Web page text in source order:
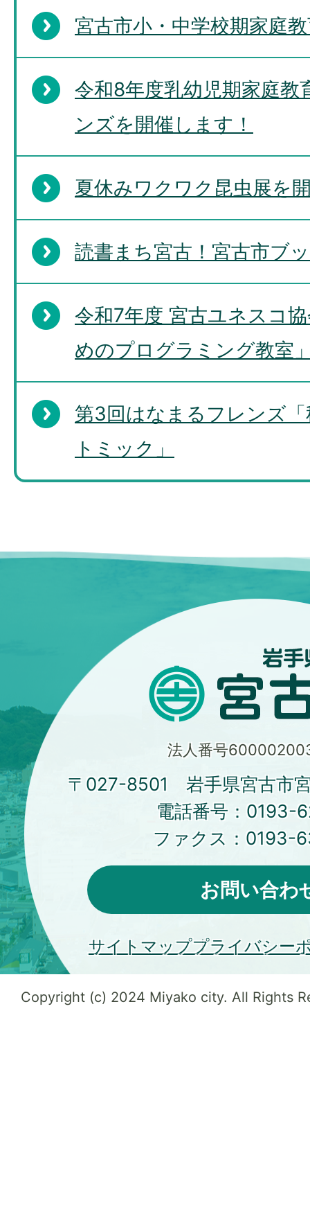
宮古市小・中学校期家庭
令和8年度乳幼児期家庭教
ンズを開催します！
夏休みワクワク昆虫展を
読書まち宮古！宮古市ブ
令和7年度 宮古ユネスコ
めのプログラミング教室
第3回はなまるフレンズ
トミック」
法人番号
〒027-8501 岩手県宮古市
電話番号： 0193-
ファクス： 0193-
お問い合わ
サイトマッププライバシー
Copyright (c) 2024 Miyako city. All Rights